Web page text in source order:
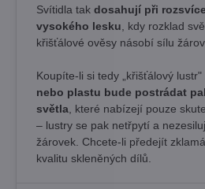
Svítidla tak dosahují při
vysokého lesku , kdy rozklad
křišťálové ověsy násobí sílu
Koupíte-li si tedy „křišťálový lustr"
nebo plastu bude postrádat
světla , které nabízejí pouze
– lustry se pak netřpytí a
žárovek. Chcete-li předejít
kvalitu skleněných dílů.